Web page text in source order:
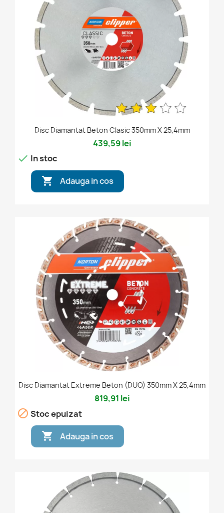
Disc Diamantat Beton Clasic 350mm X 25,4mm
439,59 lei
 In stoc
 Adauga in cos
Disc Diamantat Extreme Beton (DUO) 350mm X 25,4mm
819,91 lei
 Stoc epuizat
 Adauga in cos